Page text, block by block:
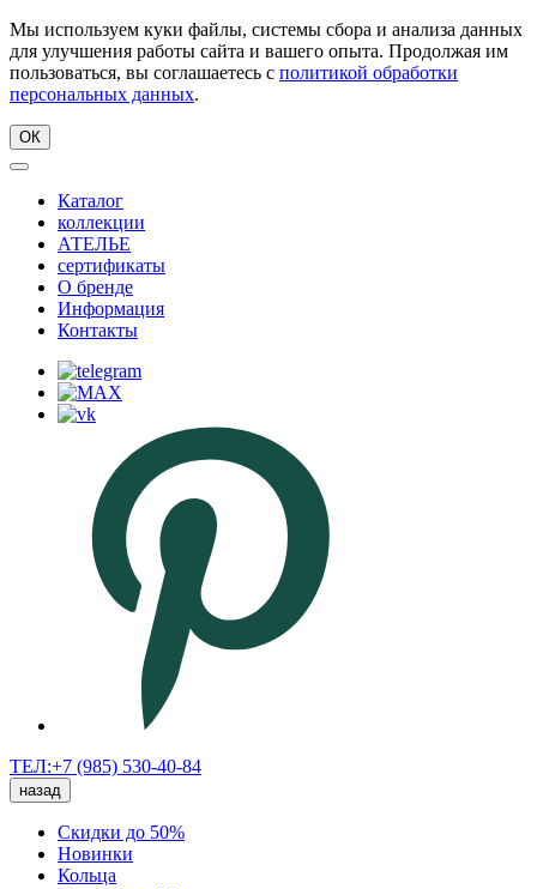
Мы используем куки файлы, системы сбора и анализа данных
для улучшения работы сайта и вашего опыта. Продолжая им
пользоваться, вы соглашаетесь с политикой обработки
персональных данных.
ОК
Каталог
коллекции
АТЕЛЬЕ
сертификаты
О бренде
Информация
Контакты
ТЕЛ:+7 (985) 530-40-84
назад
Скидки до 50%
Новинки
Кольца